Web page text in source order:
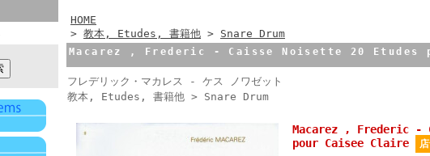
HOME
> 教本, Etudes, 書籍他 > Snare Drum
Macarez , Frederic - Caisse Noisette 20 Etudes
フレデリック・マカレス - ケス ノワゼット
教本, Etudes, 書籍他 > Snare Drum
Macarez , Frederic -
pour Caisee Claire